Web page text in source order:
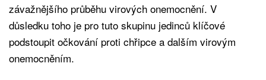
závažnějšího průběhu virových onemocnění. V
důsledku toho je pro tuto skupinu jedinců klíčové
podstoupit očkování proti chřipce a dalším virovým
onemocněním.